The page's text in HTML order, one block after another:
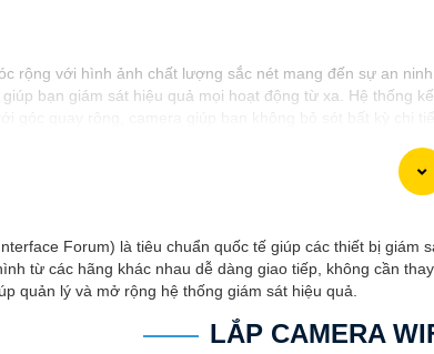
rộng với hình ảnh chất lượng sắc nét mang đến sự an
bạn giám sát hiệu quả mọi hoạt động từ xa. Hệ thống
Forum) là tiêu chuẩn quốc tế giúp các thiết bị
từ các hãng khác nhau dễ dàng giao tiếp, không cần
quản lý và mở rộng hệ thống giám sát hiệu quả.
LẮP CAMERA